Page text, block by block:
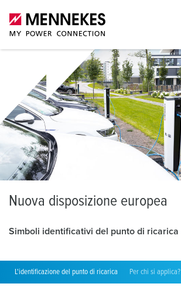
Nuova disposizione europea
Simboli identificativi del punto di ricarica
L'identificazione del punto di ricarica Per chi si applica?